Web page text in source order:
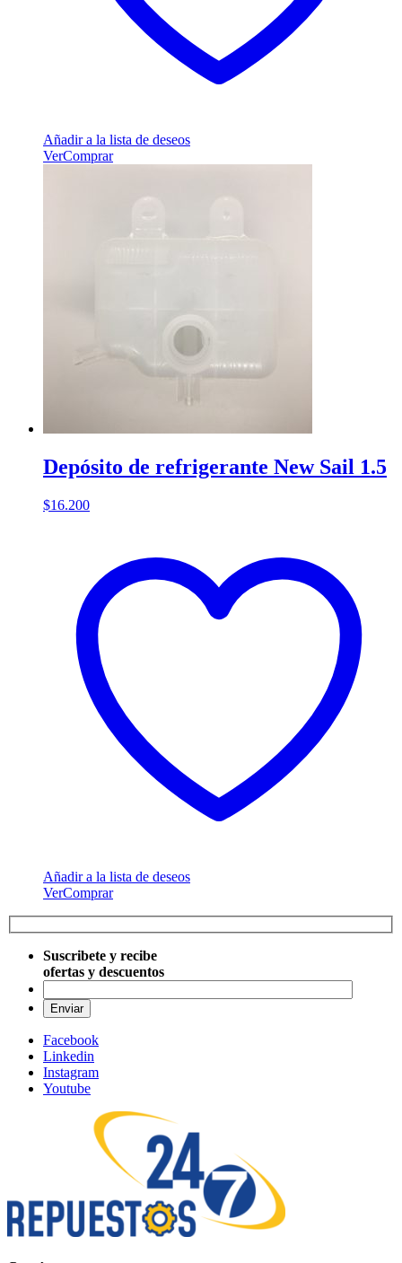
Añadir a la lista de deseos
VerComprar
Depósito de refrigerante New Sail 1.5
$16.200
Añadir a la lista de deseos
VerComprar
Suscribete y recibe
ofertas y descuentos
Facebook
Linkedin
Instagram
Youtube